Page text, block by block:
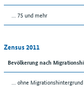
... 75 und mehr
Zensus 2011
Bevölkerung nach
... ohne Migrationshintergrund